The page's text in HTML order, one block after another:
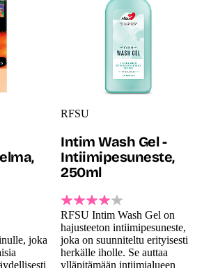
joka
RFSU
Intim Wash Gel -
Intiimipesuneste,
250ml
RFSU Intim Wash Gel on
hajusteeton intiimipesuneste,
joka on suunniteltu erityisesti
herkälle iholle. Se auttaa
ylläpitämään intiimialueen